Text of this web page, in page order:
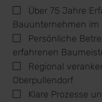
Über 75 Jahre
Bauunternehmen im
Persönliche
erfahrenen
Regional
Oberpullendorf
Klare Prozesse